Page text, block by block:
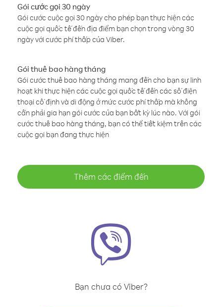
Gói cước gọi 30 ngày
Gói cước cuộc gọi 30 ngày cho phép bạn thực hiện các
cuộc gọi quốc tế đến địa điểm bạn chọn trong vòng 30
ngày với cước phí thấp của Viber.
Gói thuê bao hàng tháng
Gói cước thuê bao hàng tháng mang đến cho bạn sự linh
hoạt khi thực hiện các cuộc gọi quốc tế đến các số điện
thoại cố định và di động ở mức cước phí thấp mà không
cần phải gia hạn gói cước của bạn bất kỳ lúc nào. Với gói
cước thuê bao hàng tháng, bạn có thể tiết kiệm trên các
cuộc gọi bạn đang thực hiện
Thêm các điểm đến
Bạn chưa có Viber?